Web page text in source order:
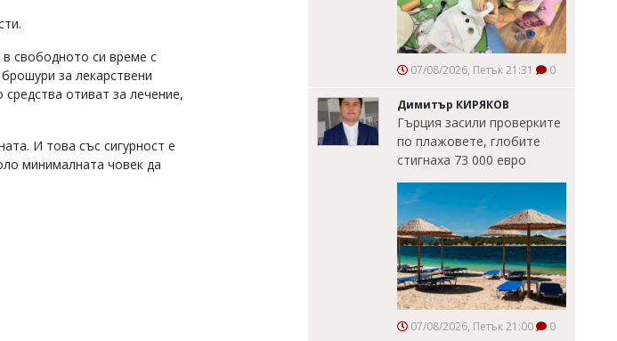
свободното си време с
за лекарствени
отиват за лечение,
И това със сигурност е
минималната човек да
07/08/2026, Петък 21:31 0
Димитър КИРЯКОВ
Гърция засили проверките
по плажовете, глобите
стигнаха 73 000 евро
07/08/2026, Петък 21:00 0